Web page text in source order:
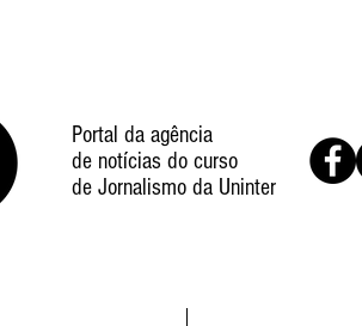
Portal da agência
de notícias do curso
de Jornalismo da Uninter